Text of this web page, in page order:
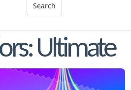
Ultimate